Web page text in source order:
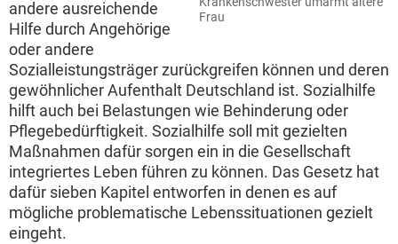
Frau
andere ausreichende
Hilfe durch Angehörige
oder andere
Sozialleistungsträger zurückgreifen können und deren
gewöhnlicher Aufenthalt Deutschland ist. Sozialhilfe
hilft auch bei Belastungen wie Behinderung oder
Pflegebedürftigkeit. Sozialhilfe soll mit gezielten
Maßnahmen dafür sorgen ein in die Gesellschaft
integriertes Leben führen zu können. Das Gesetz hat
dafür sieben Kapitel entworfen in denen es auf
mögliche problematische Lebenssituationen gezielt
eingeht.